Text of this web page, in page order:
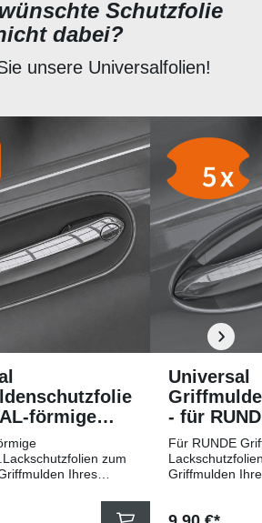
Schutzfolie
dabei?
unsere Universalfolien!
förmige
zum
Ihres
Kratzer in den
Die Pads sind 78mm
Universal
- für
Für RUNDE
Griffmulden
Die Pads sind
Regulärer